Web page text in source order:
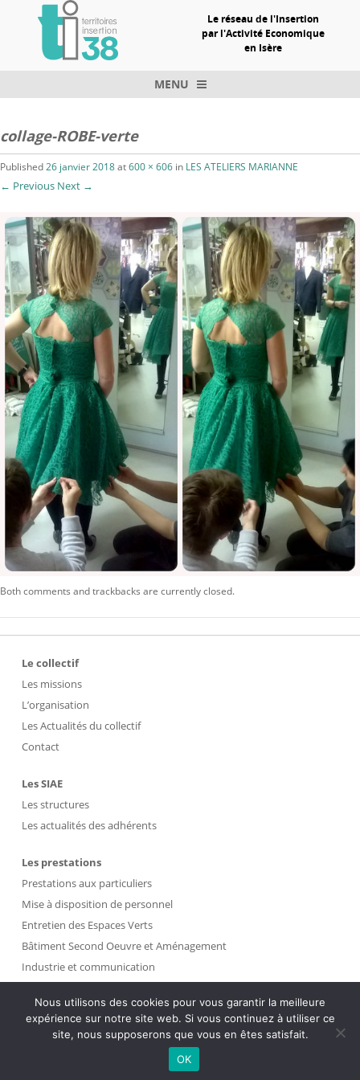
Le réseau de l'Insertion
par l'Activité Economique
en Isère
MENU
collage-ROBE-verte
Published26 janvier 2018at600 × 606 in LES ATELIERS MARIANNE
← Previous Next →
Both comments and trackbacks are currently closed.
Le collectif
Les missions
L’organisation
Les Actualités du collectif
Contact
Les SIAE
Les structures
Les actualités des adhérents
Les prestations
Prestations aux particuliers
Mise à disposition de personnel
Entretien des Espaces Verts
Bâtiment Second Oeuvre et Aménagement
Industrie et communication
Intranet
Nous utilisons des cookies pour vous garantir la meilleure
expérience sur notre site web. Si vous continuez à utiliser ce
site, nous supposerons que vous en êtes satisfait.
OK